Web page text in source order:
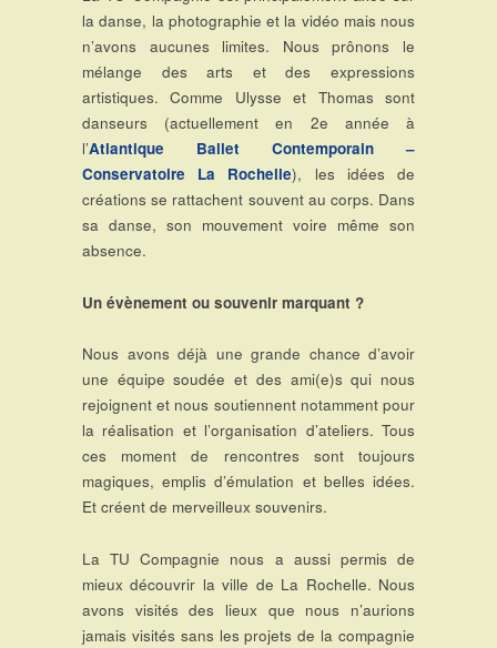
la danse, la photographie et la vidéo mais nous
n’avons aucunes limites. Nous prônons le
mélange des arts et des expressions
artistiques. Comme Ulysse et Thomas sont
danseurs (actuellement en 2e année à
l’Atlantique Ballet Contemporain –
Conservatoire La Rochelle), les idées de
créations se rattachent souvent au corps. Dans
sa danse, son mouvement voire même son
absence.
Un évènement ou souvenir marquant ?
Nous avons déjà une grande chance d’avoir
une équipe soudée et des ami(e)s qui nous
rejoignent et nous soutiennent notamment pour
la réalisation et l’organisation d’ateliers. Tous
ces moment de rencontres sont toujours
magiques, emplis d’émulation et belles idées.
Et créent de merveilleux souvenirs.
La TU Compagnie nous a aussi permis de
mieux découvrir la ville de La Rochelle. Nous
avons visités des lieux que nous n’aurions
jamais visités sans les projets de la compagnie